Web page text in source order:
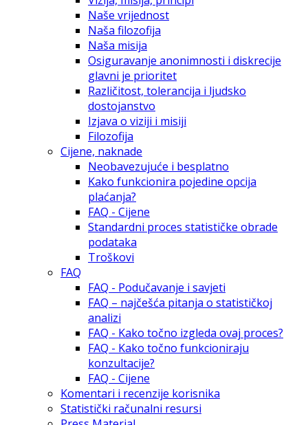
Naše vrijednost
Naša filozofija
Naša misija
Osiguravanje anonimnosti i diskrecije
glavni je prioritet
Različitost, tolerancija i ljudsko
dostojanstvo
Izjava o viziji i misiji
Filozofija
Cijene, naknade
Neobavezujuće i besplatno
Kako funkcionira pojedine opcija
plaćanja?
FAQ - Cijene
Standardni proces statističke obrade
podataka
Troškovi
FAQ
FAQ - Podučavanje i savjeti
FAQ – najčešća pitanja o statističkoj
analizi
FAQ - Kako točno izgleda ovaj proces?
FAQ - Kako točno funkcioniraju
konzultacije?
FAQ - Cijene
Komentari i recenzije korisnika
Statistički računalni resursi